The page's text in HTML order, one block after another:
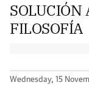
FILOSOFÍA
Wednesday, 15